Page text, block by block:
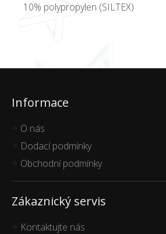
10% polypropylen (SILTEX)
Informace
O nás
Dodací podmínky
Obchodní podmínky
Zákaznický servis
Kontaktujte nás